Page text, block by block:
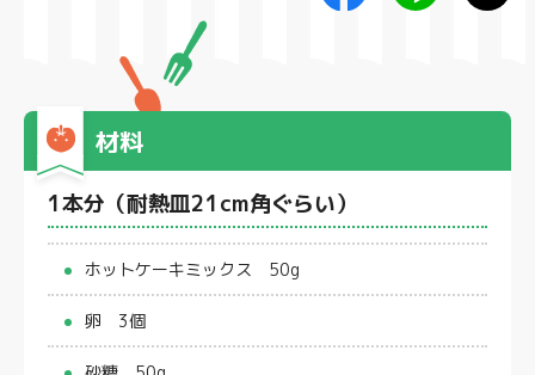
材料
1本分（耐熱皿21cm角ぐらい）
ホットケーキミックス 50g
卵 3個